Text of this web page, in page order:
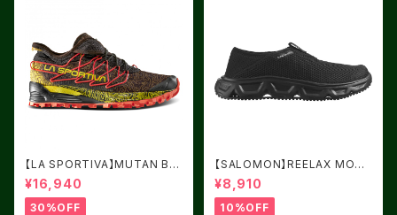
【LA SPORTIVA】MUTAN BL
ACK/YELLOW サイズ：41
¥16,940
30%OFF
【SALOMON】REELAX MOC
6.0 Black / Black / Alloy
¥8,910
10%OFF